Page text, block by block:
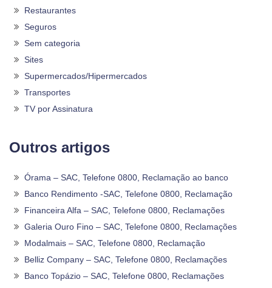
Restaurantes
Seguros
Sem categoria
Sites
Supermercados/Hipermercados
Transportes
TV por Assinatura
Outros artigos
Órama – SAC, Telefone 0800, Reclamação ao banco
Banco Rendimento -SAC, Telefone 0800, Reclamação
Financeira Alfa – SAC, Telefone 0800, Reclamações
Galeria Ouro Fino – SAC, Telefone 0800, Reclamações
Modalmais – SAC, Telefone 0800, Reclamação
Belliz Company – SAC, Telefone 0800, Reclamações
Banco Topázio – SAC, Telefone 0800, Reclamações